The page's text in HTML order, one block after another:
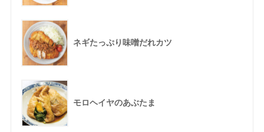
ネギたっぷり味噌だれカツ
モロヘイヤのあぶたま